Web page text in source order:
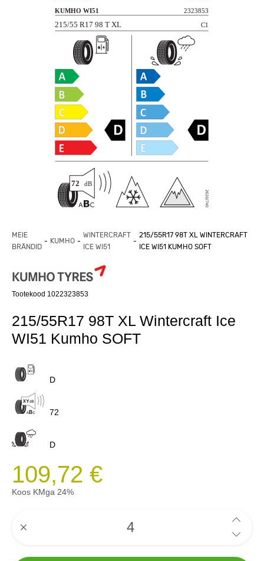
MEIE
BRÄNDID
KUMHO
WINTERCRAFT
ICE WI51
215/55R17 98T XL WINTERCRAFT
ICE WI51 KUMHO SOFT
Tootekood 1022323853
215/55R17 98T XL Wintercraft Ice
WI51 Kumho SOFT
D
72
D
109,72 €
Koos KMga 24%